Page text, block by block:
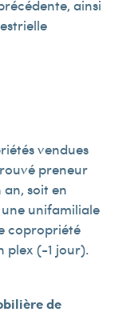
ainsi
vendues
preneur
soit en
unifamiliale
copropriété
plex (-1 jour).
de